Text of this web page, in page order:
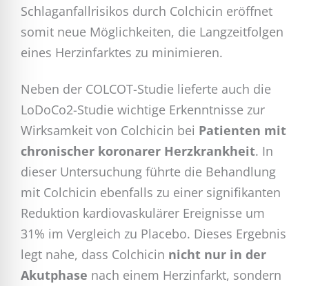
Schlaganfallrisikos durch Colchicin eröffnet
somit neue Möglichkeiten, die Langzeitfolgen
eines Herzinfarktes zu minimieren.
Neben der COLCOT-Studie lieferte auch die
LoDoCo2-Studie wichtige Erkenntnisse zur
Wirksamkeit von Colchicin bei Patienten mit
chronischer koronarer Herzkrankheit. In
dieser Untersuchung führte die Behandlung
mit Colchicin ebenfalls zu einer signifikanten
Reduktion kardiovaskulärer Ereignisse um
31% im Vergleich zu Placebo. Dieses Ergebnis
legt nahe, dass Colchicin nicht nur in der
Akutphase nach einem Herzinfarkt, sondern